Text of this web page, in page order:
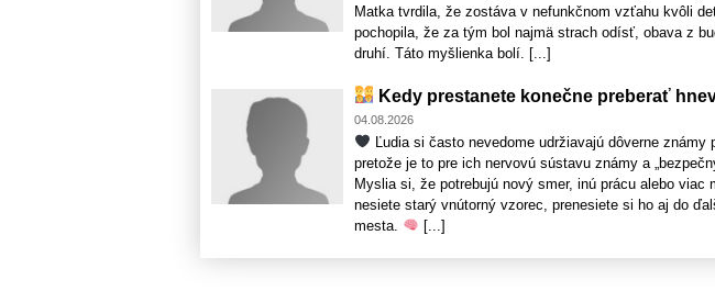
Matka tvrdila, že zostáva v nefunkčnom vzťahu kvôli
pochopila, že za tým bol najmä strach odísť, obava z
druhí. Táto myšlienka bolí. [...]
Kedy prestanete konečne preberať
04.08.2026
Ľudia si často nevedome udržiavajú dôverne
pretože je to pre ich nervovú sústavu známy a
Myslia si, že potrebujú nový smer, inú prácu alebo viac
nesiete starý vnútorný vzorec, prenesiete si ho aj do
mesta.
[...]